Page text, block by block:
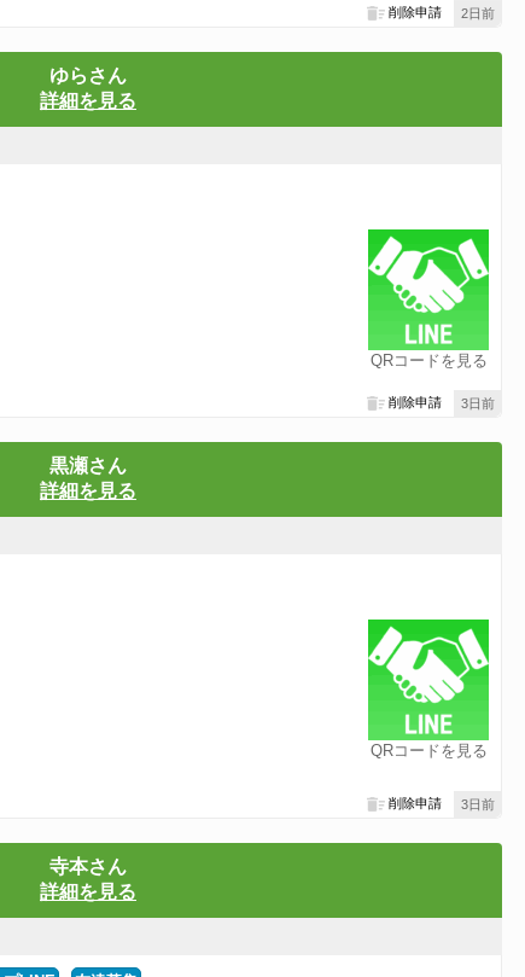
2日前
削除申請
ゆらさん
詳細を見る
QRコードを見る
3日前
削除申請
黒瀬さん
詳細を見る
QRコードを見る
3日前
削除申請
寺本さん
詳細を見る